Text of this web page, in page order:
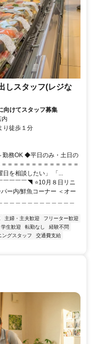
しスタッフ(レジな
向けてスタッフ募集
り徒歩１分
務OK ◆平日のみ・土日の
＝＝＝＝＝＝＝＝＝＝＝＝
日を相談したい」 「...
￣￣￣◥ ⭐10月８日リニ
ー内/鮮魚コーナー ＜オー
＿＿＿＿＿＿＿＿＿＿＿
主婦・主夫歓迎
フリーター歓迎
学生歓迎 転勤なし
経験不問
ングスタッフ
交通費支給